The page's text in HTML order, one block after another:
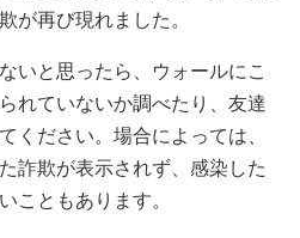
が再び現れました。
いと思ったら、ウォールにこ
れていないか調べたり、友達
ください。場合によっては、
詐欺が表示されず、感染した
こともあります。